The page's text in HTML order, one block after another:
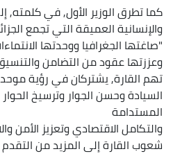
كما تطرق الوزير الأول, في كلمته, إلى
والإنسانية العميقة التي تجمع
"صاغتها الجغرافيا ووحدتها
وعززتها عقود من التضامن والتنسيق
تهم القارة, يشتركان في رؤية
السيادة وحسن الجوار وترسيخ الحوار
المستدامة
والتكامل الاقتصادي وتعزيز الأمن
شعوب القارة إلى المزيد من التقدم